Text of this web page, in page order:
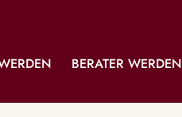
BERATER WERDEN